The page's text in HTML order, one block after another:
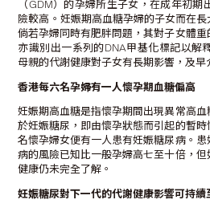
（GDM）的孕婦所生子女，在成年初
險較高。妊娠期高血糖孕婦的子女而在長
倘若孕婦同時有肥胖問題，其對子女體
亦識別出一系列的DNA甲基化標記以解
母親的代謝健康對子女有長期影響，及早
香港每六名孕婦有一人懷孕期血糖偏高
妊娠期高血糖是指懷孕期間出現異常高
於妊娠糖尿，即由懷孕狀態而引起的暫
名懷孕婦女便有一人患有妊娠糖尿病。
病的風險已知比一般孕婦高七至十倍，
健康仍未完全了解。
妊娠糖尿對下一代的代謝健康影響可持續